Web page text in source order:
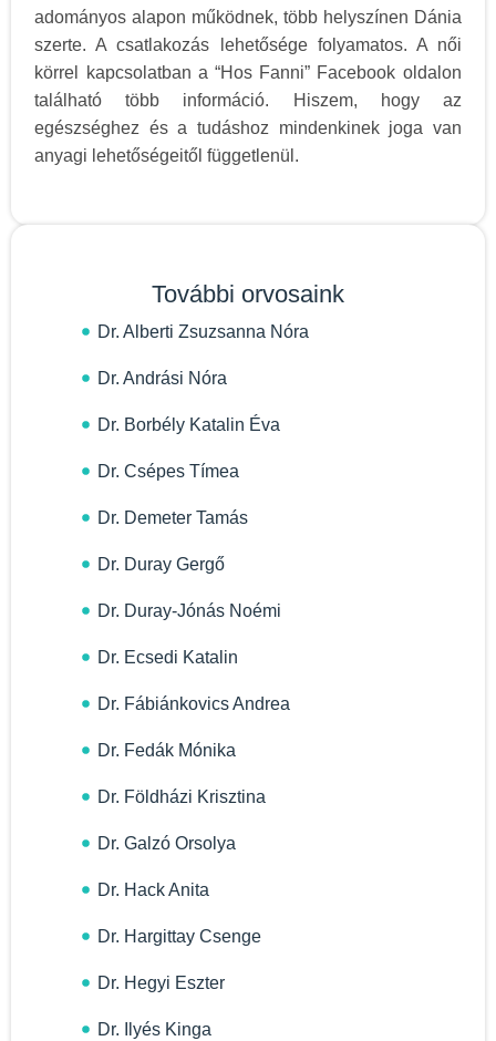
adományos alapon működnek, több helyszínen Dánia
szerte. A csatlakozás lehetősége folyamatos. A női
körrel kapcsolatban a “Hos Fanni” Facebook oldalon
található több információ. Hiszem, hogy az
egészséghez és a tudáshoz mindenkinek joga van
anyagi lehetőségeitől függetlenül.
További orvosaink
Dr. Alberti Zsuzsanna Nóra
Dr. Andrási Nóra
Dr. Borbély Katalin Éva
Dr. Csépes Tímea
Dr. Demeter Tamás
Dr. Duray Gergő
Dr. Duray-Jónás Noémi
Dr. Ecsedi Katalin
Dr. Fábiánkovics Andrea
Dr. Fedák Mónika
Dr. Földházi Krisztina
Dr. Galzó Orsolya
Dr. Hack Anita
Dr. Hargittay Csenge
Dr. Hegyi Eszter
Dr. Ilyés Kinga